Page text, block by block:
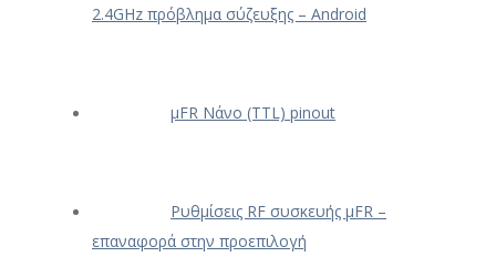
2.4GHz πρόβλημα σύζευξης – Android
μFR Νάνο (TTL) pinout
Ρυθμίσεις RF συσκευής μFR –
επαναφορά στην προεπιλογή